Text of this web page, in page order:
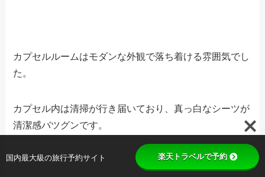
カプセルルームはモダンな外観で落ち着ける雰囲気でし
た。
カプセル内は清掃が行き届いており、真っ白なシーツが
清潔感バツグンです。
国内最大級の旅行予約サイト 楽天トラベルで予約